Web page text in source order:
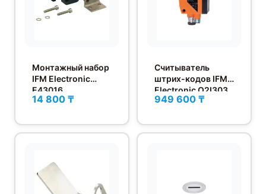
Монтажный набор
IFM Electronic
E43016
14 800 ₸
Считыватель
штрих-кодов IFM
Electronic O2I303
949 600 ₸